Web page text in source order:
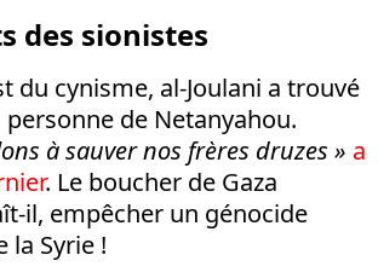
des sionistes
du cynisme, al-Joulani a trouvé
personne de Netanyahou.
à sauver nos frères druzes » a
. Le boucher de Gaza
il, empêcher un génocide
la Syrie !